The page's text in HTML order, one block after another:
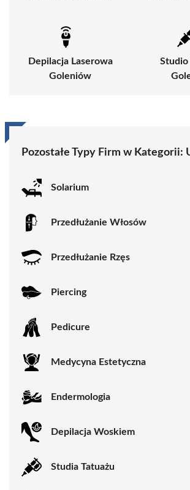
Depilacja Laserowa
Goleniów
Studio
Pozostałe Typy Firm w Kategorii:
Solarium
Przedłużanie Włosów
Przedłużanie Rzęs
Piercing
Pedicure
Medycyna Estetyczna
Endermologia
Depilacja Woskiem
Studia Tatuażu